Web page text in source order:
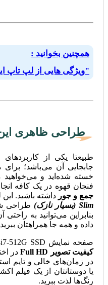
همچنین بخوانید :
"ویژگی هایی از لپ تاپ
طراحی ظاهری
طبیعتا یکی از
جابجایی آن می‌باشد؛
خسته شده‌اید و می‌خواهید
فنجان قهوه در یک کافه
جمع و جور داشته باشید.
Slim (بسیار نازک)
طراحی
بنابراین می‌توانید به
داده و همه جا همراهتان
صفحه نمایش A412FJ-i7-512G SSD،
کیفیت تصویر Full HD
در
در زمان‌های خالی و تایم
یا دوستانتان از یک فیلم
رنگ‌ها لذت ببرید.